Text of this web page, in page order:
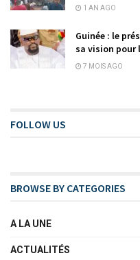
1 AN AGO
Guinée : le
sa vision pour
7 MOIS AGO
FOLLOW US
BROWSE BY CATEGORIES
A LA UNE
ACTUALITÉS